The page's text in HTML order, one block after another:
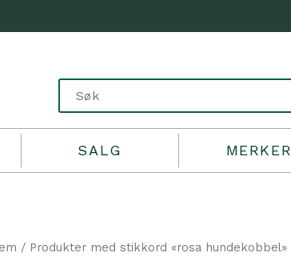
SALG MERKER
/ Produkter med stikkord «rosa hundekobbel»